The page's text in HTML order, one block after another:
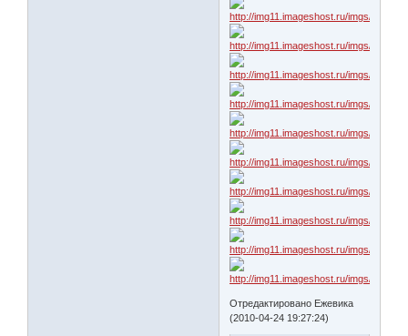
Отредактировано Ежевика
(2010-04-24 19:27:24)